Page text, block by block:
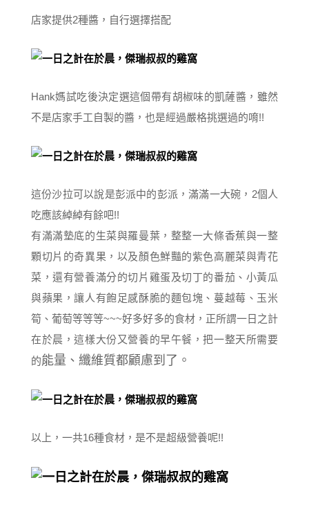
店家提供2種醬，自行選擇搭配
Hank媽試吃後決定選這個帶有胡椒味的凱薩醬，雖然
不是店家手工自製的醬，也是經過嚴格挑選過的唷!!
這份沙拉可以說是彭派中的彭派，滿滿一大碗，2個人
吃應該綽綽有餘吧!!
有滿滿墊底的生菜與羅曼葉，整整一大條香蕉與一整
顆切片的奇異果，以及顏色鮮豔的紫色高麗菜與青花
菜，還有營養滿分的切片雞蛋及切丁的番茄、小黃瓜
與蘋果，讓人有飽足感酥脆的麵包塊、蔓越莓、玉米
筍、葡萄等等等~~~好多好多的食材，正所謂一日之計
在於晨，這樣大份又營養的早午餐，把一整天所需要
的能量、纖維質都顧慮到了。
以上，一共16種食材，是不是超級營養呢!!